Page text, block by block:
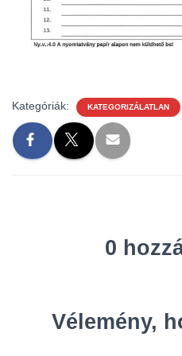
Kategóriák: KATEGORIZÁLATLAN
0
Vélemény,